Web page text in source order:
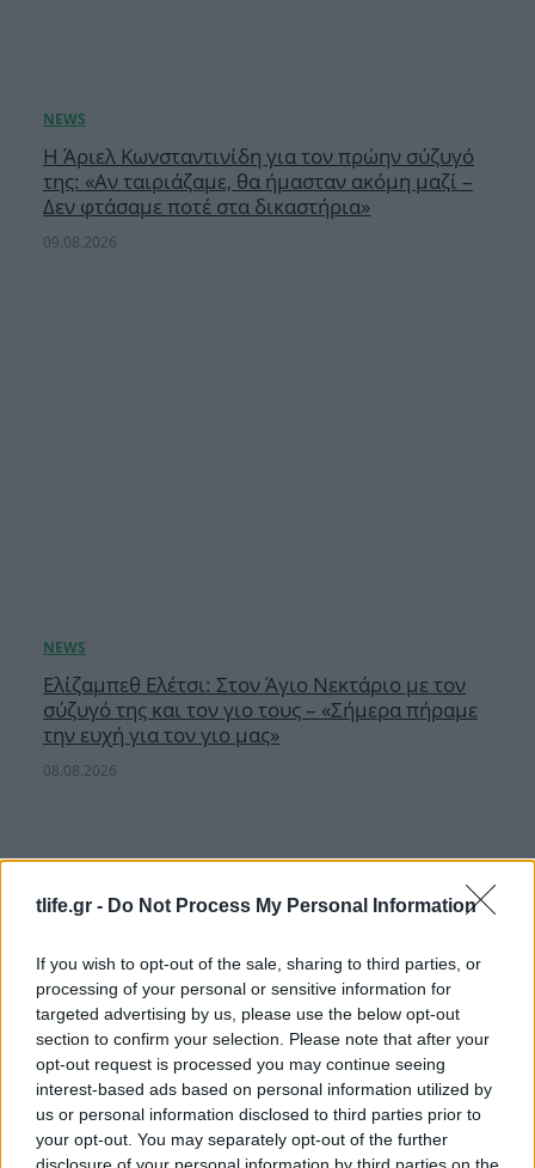
tlife.gr - Do Not Process My Personal Information
If you wish to opt-out of the sale, sharing to third parties, or
processing of your personal or sensitive information for
targeted advertising by us, please use the below opt-out
section to confirm your selection. Please note that after your
opt-out request is processed you may continue seeing
interest-based ads based on personal information utilized by
us or personal information disclosed to third parties prior to
your opt-out. You may separately opt-out of the further
disclosure of your personal information by third parties on the
Η Άριελ Κωνσταντινίδη για τον πρώην σύζυγό
της: «Αν ταιριάζαμε, θα ήμασταν ακόμη μαζί –
Δεν φτάσαμε ποτέ στα δικαστήρια»
09.08.2026
Ελίζαμπεθ Ελέτσι: Στον Άγιο Νεκτάριο με τον
σύζυγό της και τον γιο τους – «Σήμερα πήραμε
την ευχή για τον γιο μας»
08.08.2026